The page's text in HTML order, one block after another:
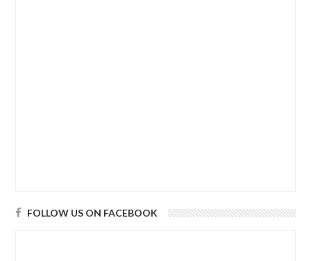
FOLLOW US ON FACEBOOK